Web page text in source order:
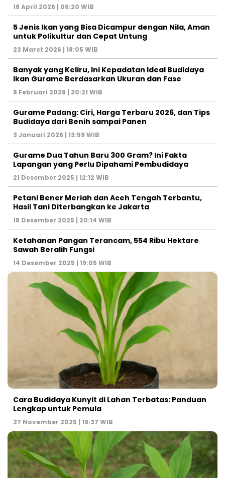
18 April 2026 | 06:20 WIB
5 Jenis Ikan yang Bisa Dicampur dengan Nila, Aman
untuk Polikultur dan Cepat Untung
23 Maret 2026 | 18:05 WIB
Banyak yang Keliru, Ini Kepadatan Ideal Budidaya
Ikan Gurame Berdasarkan Ukuran dan Fase
8 Februari 2026 | 20:21 WIB
Gurame Padang: Ciri, Harga Terbaru 2026, dan Tips
Budidaya dari Benih sampai Panen
3 Januari 2026 | 13:59 WIB
Gurame Dua Tahun Baru 300 Gram? Ini Fakta
Lapangan yang Perlu Dipahami Pembudidaya
21 Desember 2025 | 12:12 WIB
Petani Bener Meriah dan Aceh Tengah Terbantu,
Hasil Tani Diterbangkan ke Jakarta
18 Desember 2025 | 20:14 WIB
Ketahanan Pangan Terancam, 554 Ribu Hektare
Sawah Beralih Fungsi
14 Desember 2025 | 19:05 WIB
Cara Budidaya Kunyit di Lahan Terbatas: Panduan
Lengkap untuk Pemula
27 November 2025 | 19:37 WIB